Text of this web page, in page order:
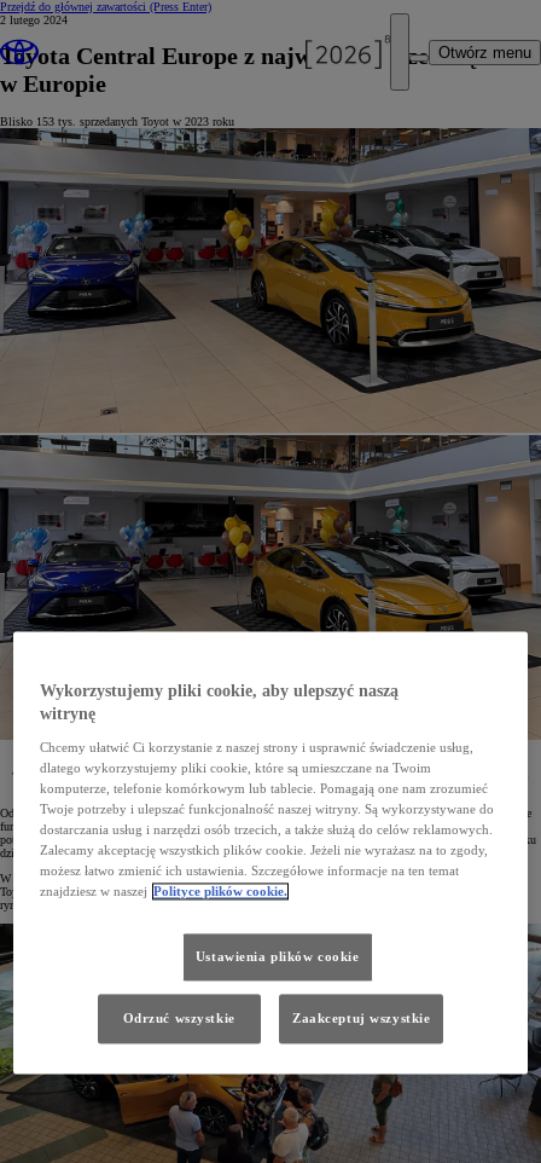
Przejdź do głównej zawartości (Press Enter)
Otwórz menu
2 lutego 2024
Toyota Central Europe z najwyższą sprzedażą
w Europie
Blisko 153 tys. sprzedanych Toyot w 2023 roku
Toyota Central Europe (TCE) osiągnęła najwyższą sprzedaż samochodów w Europie. Tylko
w 2023 roku do Klientów trafiło blisko 153 tys. pojazdów. Dało to TCE najsilniejszą pozycję wśród
wszystkich rynków na tym kontynencie.
Od 1 kwietnia 2022 roku mająca swoją siedzibę w Warszawie Toyota Central Europe (TCE) ściśle koordynuje
funkcjonowanie marek Toyota i Lexus w Polsce, Czechach, na Słowacji i Węgrzech. Najlepszym
potwierdzeniem jej efektywności są wyniki sprzedaży aut osobowych i użytkowych w pierwszym pełnym roku
działalności. W obu kategoriach TCE jest europejskim liderem koncernu.
W 2023 roku w Polsce, Czechach, na Słowacji i Węgrzech sprzedano łącznie 152 822 samochody osobowe
Toyoty. Stanowi to blisko 14% wszystkich sprzedanych aut przez markę w Europie. Drugim największym
rynkiem jest Wielka Brytania (131 109 egz.), trzecią pozycję zajmuje Francja (127 045 egz.).
Wykorzystujemy pliki cookie, aby ulepszyć naszą
witrynę
Chcemy ułatwić Ci korzystanie z naszej strony i usprawnić świadczenie usług,
dlatego wykorzystujemy pliki cookie, które są umieszczane na Twoim
komputerze, telefonie komórkowym lub tablecie. Pomagają one nam zrozumieć
Twoje potrzeby i ulepszać funkcjonalność naszej witryny. Są wykorzystywane do
dostarczania usług i narzędzi osób trzecich, a także służą do celów reklamowych.
Zalecamy akceptację wszystkich plików cookie. Jeżeli nie wyrażasz na to zgody,
możesz łatwo zmienić ich ustawienia. Szczegółowe informacje na ten temat
znajdziesz w naszej Polityce plików cookie.
Ustawienia plików cookie
Odrzuć wszystkie Zaakceptuj wszystkie